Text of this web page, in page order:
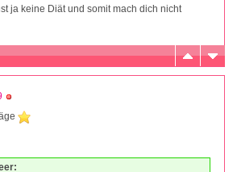
ja keine Diät und somit mach dich nicht